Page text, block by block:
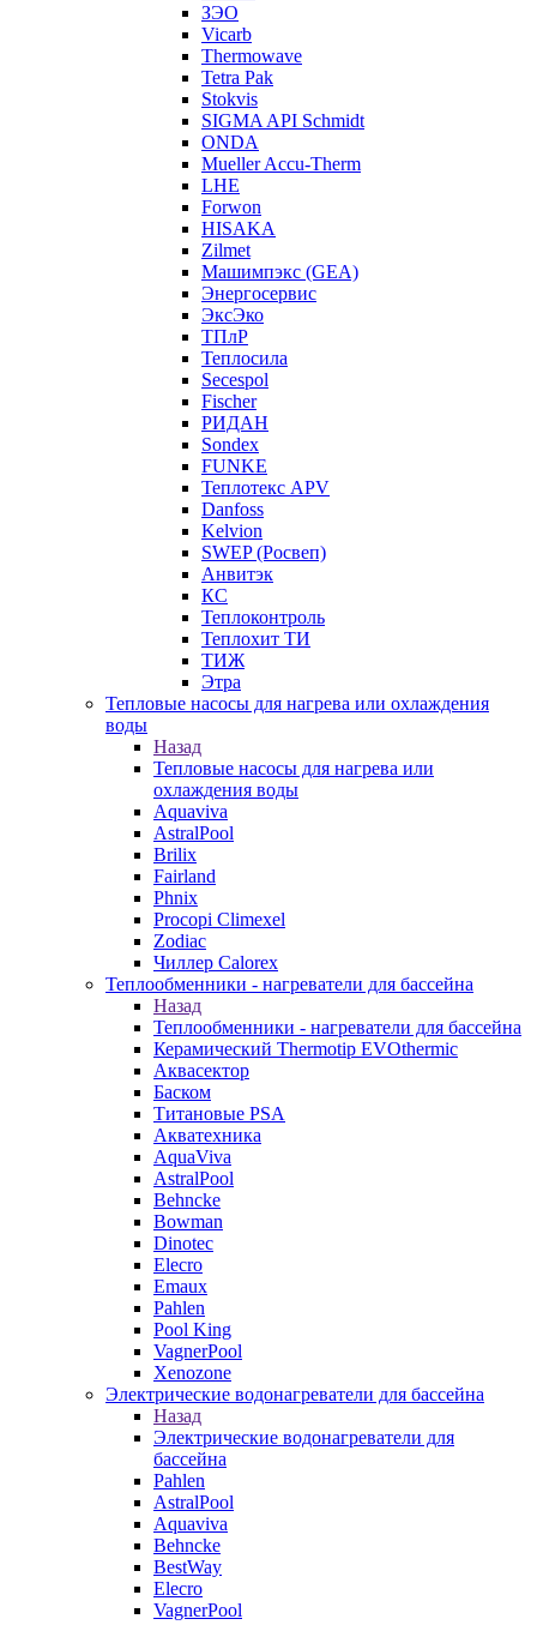
ЗЭО
Vicarb
Thermowave
Tetra Pak
Stokvis
SIGMA API Schmidt
ONDA
Mueller Accu-Therm
LHE
Forwon
HISAKA
Zilmet
Машимпэкс (GEA)
Энергосервис
ЭксЭко
ТПлР
Теплосила
Secespol
Fischer
РИДАН
Sondex
FUNKE
Теплотекс APV
Danfoss
Kelvion
SWEP (Росвеп)
Анвитэк
КС
Теплоконтроль
Теплохит ТИ
ТИЖ
Этра
Тепловые насосы для нагрева или охлаждения
воды
Назад
Тепловые насосы для нагрева или
охлаждения воды
Aquaviva
AstralPool
Brilix
Fairland
Phnix
Procopi Climexel
Zodiac
Чиллер Calorex
Теплообменники - нагреватели для бассейна
Назад
Теплообменники - нагреватели для бассейна
Керамический Thermotip EVOthermic
Аквасектор
Баском
Титановые PSA
Акватехника
AquaViva
AstralPool
Behncke
Bowman
Dinotec
Elecro
Emaux
Pahlen
Pool King
VagnerPool
Xenozone
Электрические водонагреватели для бассейна
Назад
Электрические водонагреватели для
бассейна
Pahlen
AstralPool
Aquaviva
Behncke
BestWay
Elecro
VagnerPool